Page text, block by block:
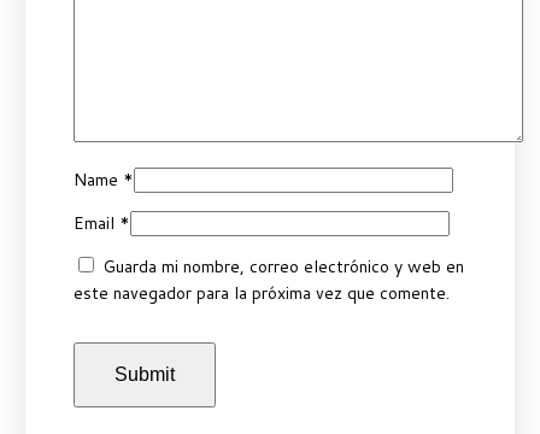
Name *
Email *
Guarda mi nombre, correo electrónico y web en
este navegador para la próxima vez que comente.